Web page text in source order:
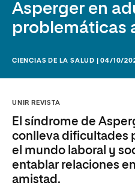
Asperger en
problemáticas
CIENCIAS DE LA SALUD | 04/10/
UNIR REVISTA
El síndrome de
conlleva dificultades
el mundo laboral y
entablar relaciones
amistad.